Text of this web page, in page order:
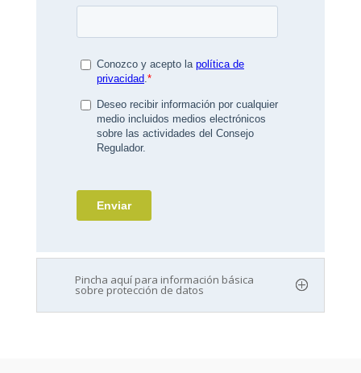
Pincha aquí para información básica
sobre protección de datos